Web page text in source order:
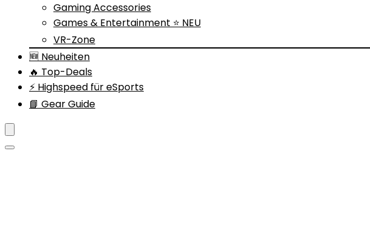
Gaming Accessories
Games & Entertainment ⭐ NEU
VR-Zone
🆕 Neuheiten
🔥 Top-Deals
⚡ Highspeed für eSports
📘 Gear Guide